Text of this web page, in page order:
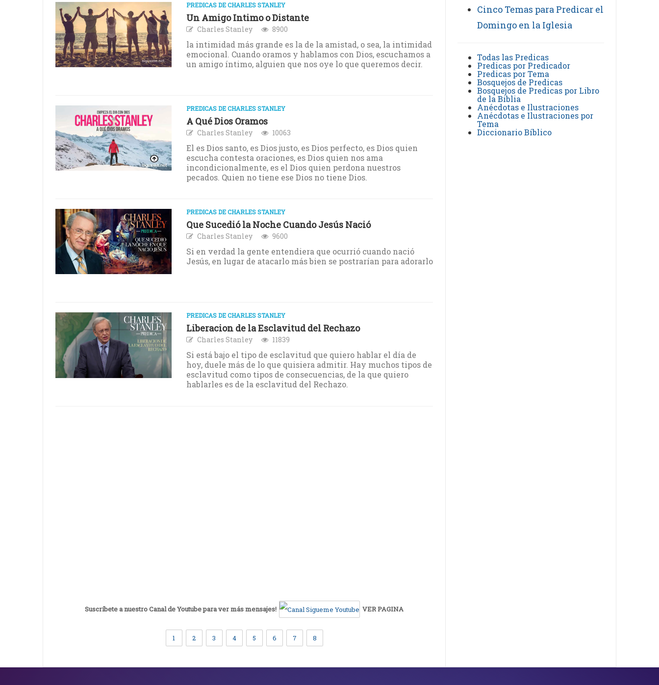
PREDICAS DE CHARLES STANLEY
Un Amigo Intimo o Distante
Charles Stanley 8900
la intimidad más grande es la de la amistad, o sea, la intimidad
emocional. Cuando oramos y hablamos con Dios, escuchamos a
un amigo íntimo, alguien que nos oye lo que queremos decir.
PREDICAS DE CHARLES STANLEY
A Qué Dios Oramos
Charles Stanley 10063
El es Dios santo, es Dios justo, es Dios perfecto, es Dios quien
escucha contesta oraciones, es Dios quien nos ama
incondicionalmente, es el Dios quien perdona nuestros
pecados. Quien no tiene ese Dios no tiene Dios.
PREDICAS DE CHARLES STANLEY
Que Sucedió la Noche Cuando Jesús Nació
Charles Stanley 9600
Si en verdad la gente entendiera que ocurrió cuando nació
Jesús, en lugar de atacarlo más bien se postrarían para adorarlo
PREDICAS DE CHARLES STANLEY
Liberacion de la Esclavitud del Rechazo
Charles Stanley 11839
Si está bajo el tipo de esclavitud que quiero hablar el día de
hoy, duele más de lo que quisiera admitir. Hay muchos tipos de
esclavitud como tipos de consecuencias, de la que quiero
hablarles es de la esclavitud del Rechazo.
Suscríbete a nuestro Canal de Youtube para ver más mensajes! VER PAGINA
1 2 3 4 5 6 7 8
Cinco Temas para Predicar el
Domingo en la Iglesia
Todas las Predicas
Predicas por Predicador
Predicas por Tema
Bosquejos de Predicas
Bosquejos de Predicas por Libro
de la Biblia
Anécdotas e Ilustraciones
Anécdotas e Ilustraciones por
Tema
Diccionario Bíblico